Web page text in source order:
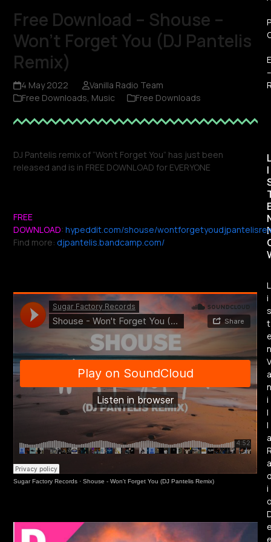
Free Download – Shouse –
Won’t Forget You (DJ Pantelis
Remix)
4 May 2022
Vanilla Radio Team
Free Downloads, Music Free Downloads
DJ Pantelis remix of “Won’t Forget You” has just been
released and is in FREE DOWNLOAD for EVERYONE
FREE
DOWNLOAD:hypeddit.com/shouse/
Find more: djpantelis.bandcamp.com/
Sugar Factory Records ·Shouse - Won't Forget You (DJ Pantelis Remix)
–
I
L
i
s
t
n
V
a
n
i
l
l
a
a
i